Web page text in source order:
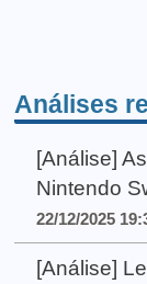
Análises
[Análise]
Nintendo
22/12/2025
[Análise]